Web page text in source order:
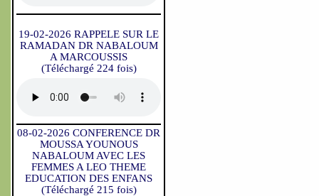
19-02-2026 RAPPELE SUR LE
RAMADAN DR NABALOUM
A MARCOUSSIS
(Téléchargé 224 fois)
08-02-2026 CONFERENCE DR
MOUSSA YOUNOUS
NABALOUM AVEC LES
FEMMES A LEO THEME
EDUCATION DES ENFANS
(Téléchargé 215 fois)